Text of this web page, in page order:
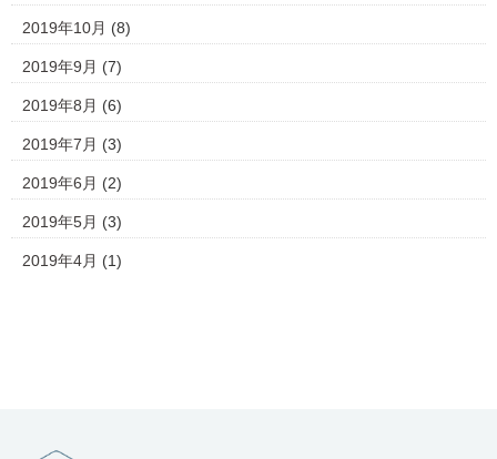
2019年10月 (8)
2019年9月 (7)
2019年8月 (6)
2019年7月 (3)
2019年6月 (2)
2019年5月 (3)
2019年4月 (1)